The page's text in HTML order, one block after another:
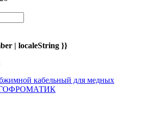
| localeString }}
кабельный для медных
ГОФРОМАТИК